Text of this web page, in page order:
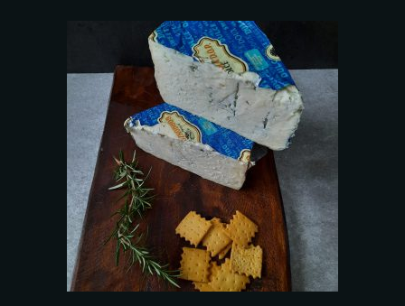
TOEVOEGEN AAN WINKELWAGEN